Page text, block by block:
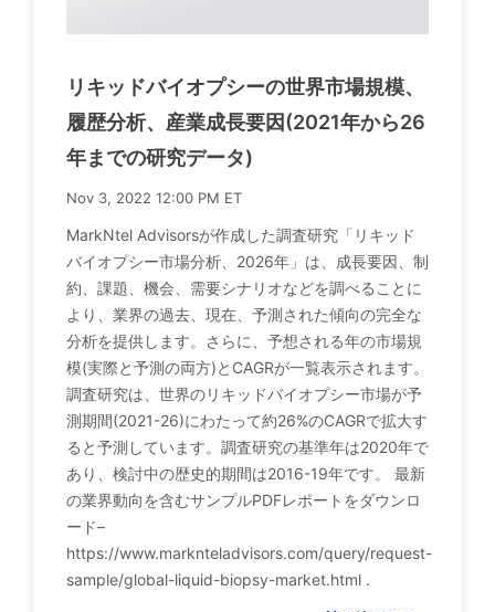
リキッドバイオプシーの世界市場規模、
履歴分析、産業成長要因(2021年から26
年までの研究データ)
Nov 3, 2022 12:00 PM ET
MarkNtel Advisorsが作成した調査研究「リキッド
バイオプシー市場分析、2026年」は、成長要因、制
約、課題、機会、需要シナリオなどを調べることに
より、業界の過去、現在、予測された傾向の完全な
分析を提供します。さらに、予想される年の市場規
模(実際と予測の両方)とCAGRが一覧表示されます。
調査研究は、世界のリキッドバイオプシー市場が予
測期間(2021-26)にわたって約26%のCAGRで拡大す
ると予測しています。調査研究の基準年は2020年で
あり、検討中の歴史的期間は2016-19年です。 最新
の業界動向を含むサンプルPDFレポートをダウンロ
ード–
https://www.marknteladvisors.com/query/request-
sample/global-liquid-biopsy-market.html .